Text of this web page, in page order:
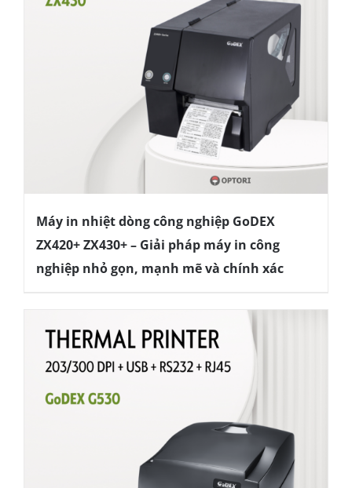
Máy in nhiệt dòng công nghiệp GoDEX
ZX420+ ZX430+ – Giải pháp máy in công
nghiệp nhỏ gọn, mạnh mẽ và chính xác